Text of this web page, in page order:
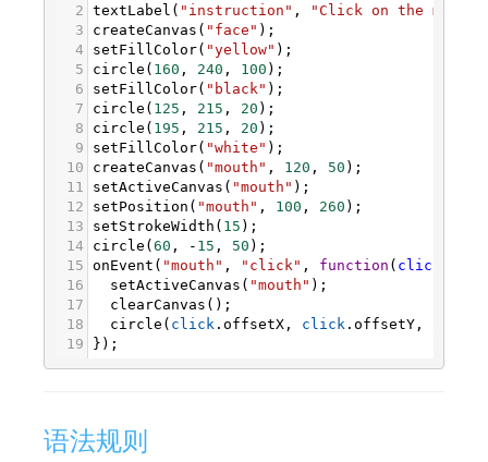
2 textLabel ( "instruction" ,
"Click on the mouth
3
createCanvas ( "face" );
4
setFillColor( "yellow" );
5
circle ( 160 , 240 , 100 );
6
setFillColor( "black" );
7
circle ( 125 , 215 , 20 );
8
circle ( 195 , 215 , 20 );
9
setFillColor( "white" );
10
createCanvas ( "mouth" , 120 , 50 );
11
setActiveCanvas ( "mouth" );
12
setPosition ( "mouth" , 100 , 260 );
13
setStrokeWidth ( 15 );
14
circle (60 , - 15 , 50 );
15 onEvent ( "mouth" , "click" , function ( click
16
setActiveCanvas ( "mouth" );
17
clearCanvas ();
18
circle ( click . offsetX, click . offsetY,
19
});
语法规则